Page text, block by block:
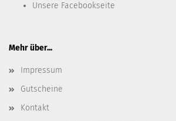
Unsere Facebookseite
Mehr über...
Impressum
Gutscheine
Kontakt